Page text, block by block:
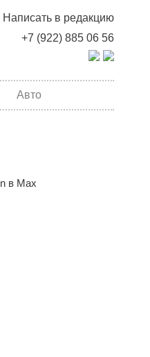
Написать в редакцию
+7 (922) 885 06 56
Авто